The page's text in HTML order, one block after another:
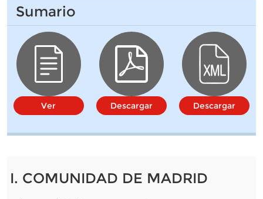
Sumario
Ver Descargar Descargar
I. COMUNIDAD DE MADRID